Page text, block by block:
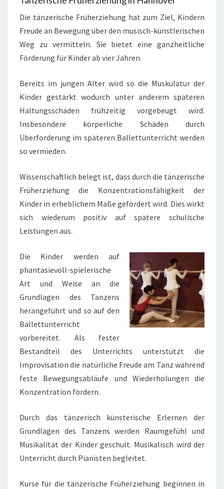
Die tänzerische Früherziehung hat zum Ziel, Kindern
Freude an Bewegung über den musisch-künstlerischen
Weg zu vermitteln. Sie bietet eine ganzheitliche
Förderung für Kinder ab vier Jahren.
Bereits im jungen Alter wird so die Muskulatur der
Kinder gestärkt wodurch unter anderem späteren
Haltungsschäden frühzeitig vorgebeugt wird.
Insbesondere körperliche Schäden durch
Überforderung im späteren Ballettunterricht werden
so vermieden.
Wissenschaftlich belegt ist, dass durch die tänzerische
Früherziehung die Konzentrationsfähigkeit der
Kinder in erheblichem Maße gefördert wird. Dies wirkt
sich wiederum positiv auf spätere schulische
Leistungen aus.
Die Kinder werden auf
phantasievoll-spielerische
Art und Weise an die
Grundlagen des Tanzens
herangeführt und so auf den
Ballettunterricht
vorbereitet. Als fester
Bestandteil des Unterrichts unterstützt die
Improvisation die natürliche Freude am Tanz während
feste Bewegungsabläufe und Wiederholungen die
Konzentration fördern.
Durch das tänzerisch künsterische Erlernen der
Grundlagen des Tanzens werden Raumgefühl und
Musikalität der Kinder geschult. Musikalisch wird der
Unterricht durch Pianisten begleitet.
Kurse für die tänzerische Früherziehung beginnen in